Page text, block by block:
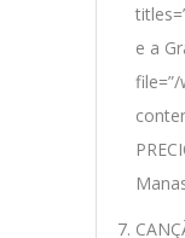
e a
file=”/